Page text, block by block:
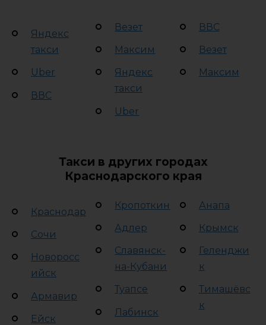
Яндекс
такси
Uber
ВВС
Везет
Максим
Яндекс
такси
Uber
ВВС
Везет
Максим
Такси в других городах
Краснодарского края
Краснодар
Сочи
Новоросс
ийск
Армавир
Ейск
Кропоткин
Адлер
Славянск-
на-Кубани
Туапсе
Лабинск
Анапа
Крымск
Геленджи
к
Тимашёвс
к